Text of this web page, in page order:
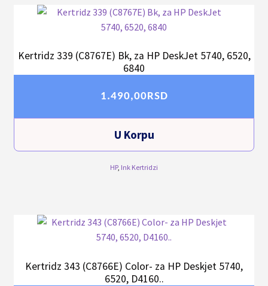
Kertridz 339 (C8767E) Bk, za HP DeskJet 5740, 6520,
6840
1.490,00RSD
U Korpu
HP, Ink Kertridzi
Kertridz 343 (C8766E) Color- za HP Deskjet 5740,
6520, D4160..